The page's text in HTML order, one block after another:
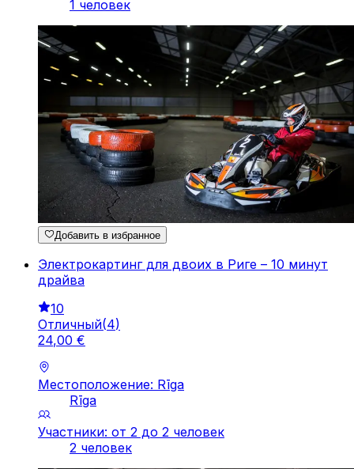
1 человек
Добавить в избранное
Электрокартинг для двоих в Риге – 10 минут
драйва
10
Отличный(4)
24,00 €
Местоположение: Rīga
Rīga
Участники: от 2 до 2 человек
2 человек